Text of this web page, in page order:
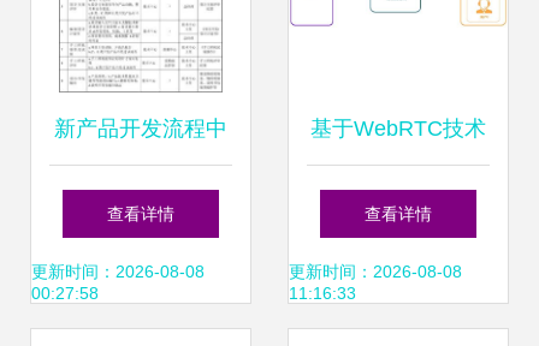
新产品开发流程中
的技术开发 关键步
骤与最佳实践
查看详情
更新时间：2026-08-08
00:27:58
基于WebRTC技术
开发应用的信息技
术咨询服务指南
查看详情
更新时间：2026-08-08
11:16:33